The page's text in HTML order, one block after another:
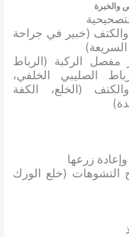
والخبرة
(خبير في جراحة
الركبة (الرباط
الصليبي الخلفي،
(الخلع، الكفة
زرعها
التشوهات (خلع الورك